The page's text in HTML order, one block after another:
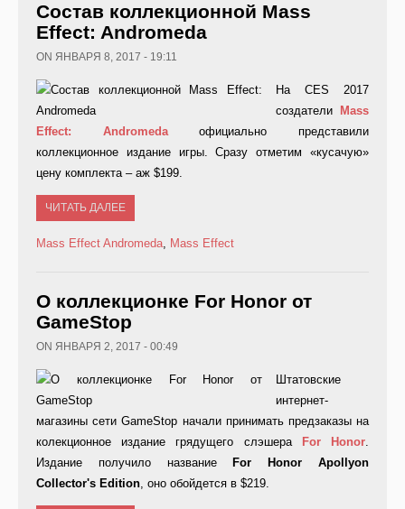
Состав коллекционной Mass
Effect: Andromeda
ON ЯНВАРЯ 8, 2017 - 19:11
На CES 2017
создатели
Mass
Effect: Andromeda
официально представили
коллекционное издание игры. Сразу отметим «кусачую»
цену комплекта – аж $199.
ЧИТАТЬ ДАЛЕЕ
Mass Effect Andromeda, Mass Effect
О коллекционке For Honor от
GameStop
ON ЯНВАРЯ 2, 2017 - 00:49
Штатовские
интернет-
магазины сети GameStop начали принимать предзаказы на
колекционное издание грядущего слэшера
For Honor.
Издание получило название
For Honor
Apollyon
Collector's Edition, оно обойдется в $219.